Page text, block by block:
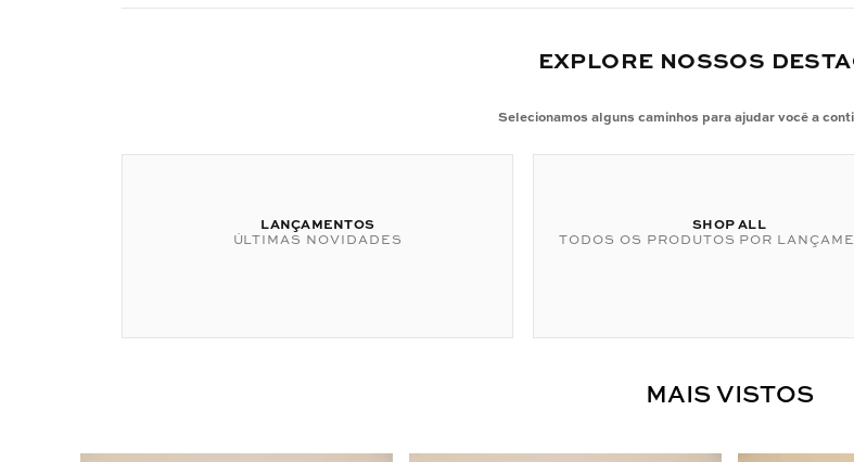
EXPLORE NOSSOS
Selecionamos alguns caminhos para ajudar você a
LANÇAMENTOS
ÚLTIMAS NOVIDADES
SHOP ALL
TODOS OS PRODUTOS POR
MAIS VISTOS